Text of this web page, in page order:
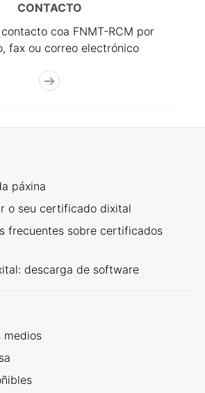
CONTACTO
coa FNMT-RCM por
fax ou correo electrónico
páxina
o seu certificado dixital
frecuentes sobre certificados
descarga de software
medios